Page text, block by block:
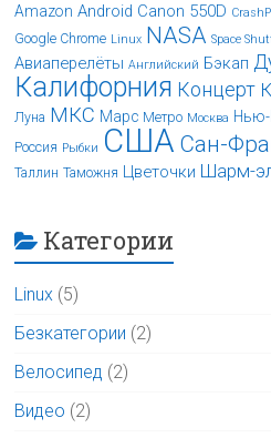
Amazon Android Canon 550D
Google Chrome Linux NASA Space
Авиаперелёты Английский Бэкап
Калифорния Концерт
Луна МКС Марс Метро Москва
Россия Рыбки США Сан-
Таллин Таможня Цветочки Шарм-
Категории
Linux (5)
Безкатегории (2)
Велосипед (2)
Видео (2)